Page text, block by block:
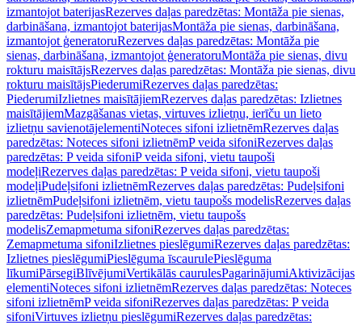
izmantojot baterijasRezerves daļas paredzētas: Montāža pie sienas,
darbināšana, izmantojot baterijasMontāža pie sienas, darbināšana,
izmantojot ģeneratoruRezerves daļas paredzētas: Montāža pie
sienas, darbināšana, izmantojot ģeneratoruMontāža pie sienas, divu
rokturu maisītājsRezerves daļas paredzētas: Montāža pie sienas, divu
rokturu maisītājsPiederumiRezerves daļas paredzētas:
PiederumiIzlietnes maisītājiemRezerves daļas paredzētas: Izlietnes
maisītājiemMazgāšanas vietas, virtuves izlietņu, ierīču un lieto
izlietņu savienotājelementiNoteces sifoni izlietnēmRezerves daļas
paredzētas: Noteces sifoni izlietnēmP veida sifoniRezerves daļas
paredzētas: P veida sifoniP veida sifoni, vietu taupoši
modeļiRezerves daļas paredzētas: P veida sifoni, vietu taupoši
modeļiPudeļsifoni izlietnēmRezerves daļas paredzētas: Pudeļsifoni
izlietnēmPudeļsifoni izlietnēm, vietu taupošs modelisRezerves daļas
paredzētas: Pudeļsifoni izlietnēm, vietu taupošs
modelisZemapmetuma sifoniRezerves daļas paredzētas:
Zemapmetuma sifoniIzlietnes pieslēgumiRezerves daļas paredzētas:
Izlietnes pieslēgumiPieslēguma īscaurulePieslēguma
līkumiPārsegiBlīvējumiVertikālās caurulesPagarinājumiAktivizācijas
elementiNoteces sifoni izlietnēmRezerves daļas paredzētas: Noteces
sifoni izlietnēmP veida sifoniRezerves daļas paredzētas: P veida
sifoniVirtuves izlietņu pieslēgumiRezerves daļas paredzētas: